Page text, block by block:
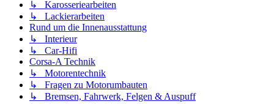
↳ Karosseriearbeiten
↳ Lackierarbeiten
Rund um die Innenausstattung
↳ Interieur
↳ Car-Hifi
Corsa-A Technik
↳ Motorentechnik
↳ Fragen zu Motorumbauten
↳ Bremsen, Fahrwerk, Felgen & Auspuff